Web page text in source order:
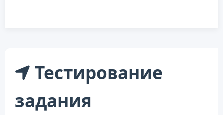
Тестирование
задания